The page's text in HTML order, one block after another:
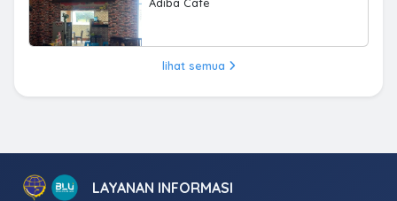
lihat semua
LAYANAN INFORMASI